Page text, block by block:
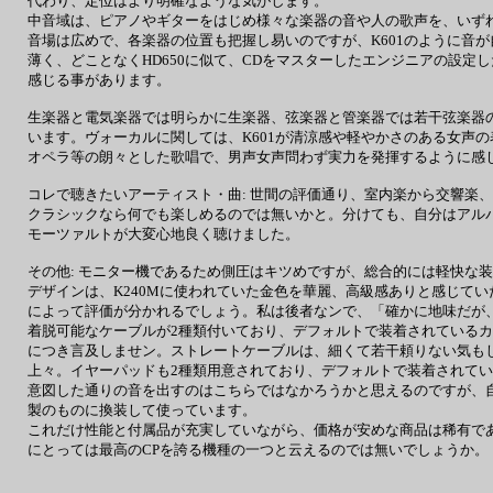
中音域は、ピアノやギターをはじめ様々な楽器の音や人の歌声を、い
音場は広めで、各楽器の位置も把握し易いのですが、K601のように音
薄く、どことなくHD650に似て、CDをマスターしたエンジニアの設定
感じる事があります。
生楽器と電気楽器では明らかに生楽器、弦楽器と管楽器では若干弦楽器
います。ヴォーカルに関しては、K601が清涼感や軽やかさのある女声
オペラ等の朗々とした歌唱で、男声女声問わず実力を発揮するように感
コレで聴きたいアーティスト・曲: 世間の評価通り、室内楽から交響楽
クラシックなら何でも楽しめるのでは無いかと。分けても、自分はアル
モーツァルトが大変心地良く聴けました。
その他: モニター機であるため側圧はキツめですが、総合的には軽快な
デザインは、K240Mに使われていた金色を華麗、高級感ありと感じて
によって評価が分かれるでしょう。私は後者なンで、「確かに地味だ
着脱可能なケーブルが2種類付いており、デフォルトで装着されている
につき言及しませン。ストレートケーブルは、細くて若干頼りない気
上々。イヤーパッドも2種類用意されており、デフォルトで装着されて
意図した通りの音を出すのはこちらではなかろうかと思えるのですが
製のものに換装して使っています。
これだけ性能と付属品が充実していながら、価格が安めな商品は稀有
にとっては最高のCPを誇る機種の一つと云えるのでは無いでしょうか。